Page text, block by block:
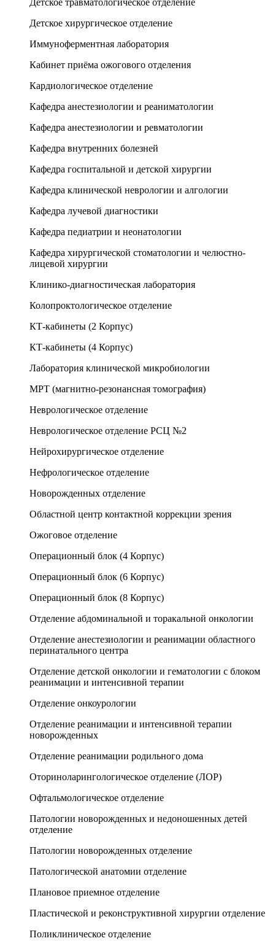
Детское травматологическое отделение
Детское хирургическое отделение
Иммуноферментная лаборатория
Кабинет приёма ожогового отделения
Кардиологическое отделение
Кафедра анестезиологии и реаниматологии
Кафедра анестезиологии и ревматологии
Кафедра внутренних болезней
Кафедра госпитальной и детской хирургии
Кафедра клинической неврологии и алгологии
Кафедра лучевой диагностики
Кафедра педиатрии и неонатологии
Кафедра хирургической стоматологии и челюстно-
лицевой хирургии
Клинико-диагностическая лаборатория
Колопроктологическое отделение
КТ-кабинеты (2 Корпус)
КТ-кабинеты (4 Корпус)
Лаборатория клинической микробиологии
МРТ (магнитно-резонансная томография)
Неврологическое отделение
Неврологическое отделение РСЦ №2
Нейрохирургическое отделение
Нефрологическое отделение
Новорожденных отделение
Областной центр контактной коррекции зрения
Ожоговое отделение
Операционный блок (4 Корпус)
Операционный блок (6 Корпус)
Операционный блок (8 Корпус)
Отделение абдоминальной и торакальной онкологии
Отделение анестезиологии и реанимации областного
перинатального центра
Отделение детской онкологии и гематологии с блоком
реанимации и интенсивной терапии
Отделение онкоурологии
Отделение реанимации и интенсивной терапии
новорожденных
Отделение реанимации родильного дома
Оториноларингологическое отделение (ЛОР)
Офтальмологическое отделение
Патологии новорожденных и недоношенных детей
отделение
Патологии новорожденных отделение
Патологической анатомии отделение
Плановое приемное отделение
Пластической и реконструктивной хирургии отделение
Поликлиническое отделение